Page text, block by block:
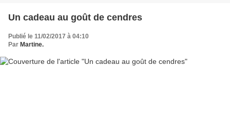
Un cadeau au goût de cendres
Publié le 11/02/2017 à 04:10
Par Martine.